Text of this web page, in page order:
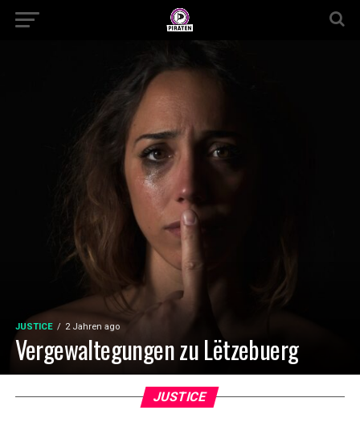
JUSTICE 2 Jahren ago
Vergewaltegungen zu Lëtzebuerg
JUSTICE